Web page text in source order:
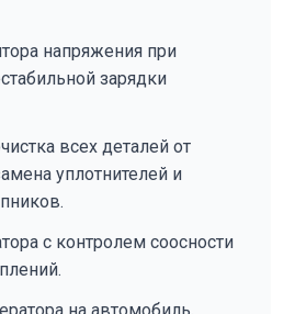
напряжения при
зарядки
всех деталей от
уплотнителей и
с контролем соосности